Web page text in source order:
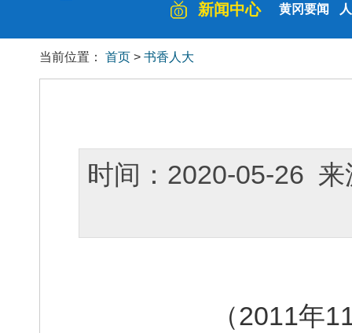
新闻中心 黄冈要闻
当前位置： 首页 > 书香人大
时间：2020-05-26
（2011年